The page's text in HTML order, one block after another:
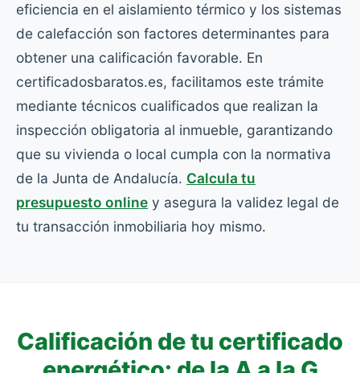
eficiencia en el aislamiento térmico y los sistemas
de calefacción son factores determinantes para
obtener una calificación favorable. En
certificadosbaratos.es, facilitamos este trámite
mediante técnicos cualificados que realizan la
inspección obligatoria al inmueble, garantizando
que su vivienda o local cumpla con la normativa
de la Junta de Andalucía. Calcula tu
presupuesto online y asegura la validez legal de
tu transacción inmobiliaria hoy mismo.
Calificación de tu certificado